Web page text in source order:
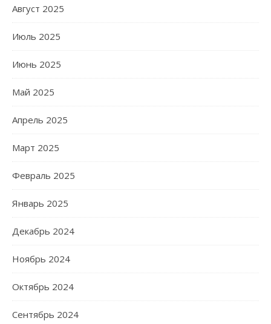
Август 2025
Июль 2025
Июнь 2025
Май 2025
Апрель 2025
Март 2025
Февраль 2025
Январь 2025
Декабрь 2024
Ноябрь 2024
Октябрь 2024
Сентябрь 2024